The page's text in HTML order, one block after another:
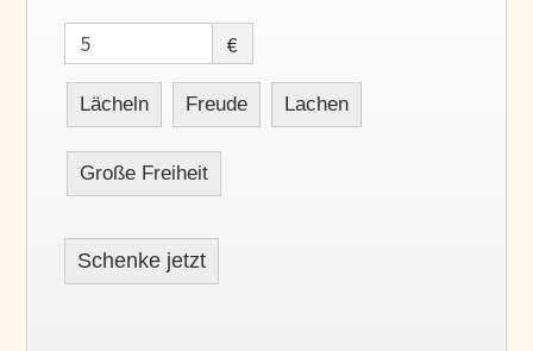
€
Lächeln Freude Lachen
Große Freiheit
Schenke jetzt